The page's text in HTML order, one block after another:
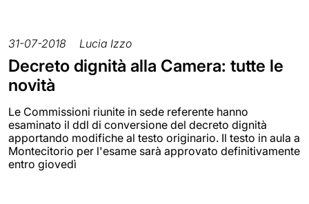
31-07-2018 Lucia Izzo
Decreto dignità alla Camera: tutte le
novità
Le Commissioni riunite in sede referente hanno
esaminato il ddl di conversione del decreto dignità
apportando modifiche al testo originario. Il testo in aula a
Montecitorio per l'esame sarà approvato definitivamente
entro giovedì